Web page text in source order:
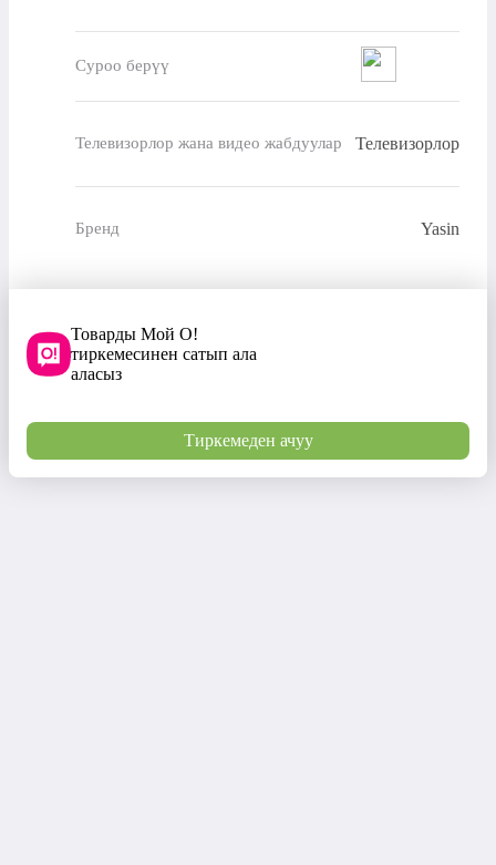
Суроо берүү
Телевизорлор жана видео жабдуулар Телевизорлор
Бренд Yasin
Товарды Мой О!
тиркемесинен сатып ала
аласыз
Тиркемеден ачуу